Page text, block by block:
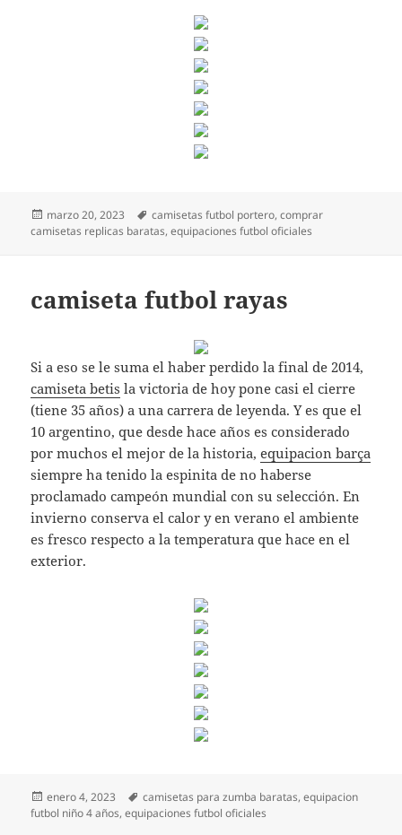
Publicado
el
marzo 20, 2023 Etiquetas
camisetas futbol portero,comprar
camisetas replicas baratas,equipaciones futbol oficiales
camiseta futbol rayas
Si a eso se le suma el haber perdido la final de 2014,
camiseta betis la victoria de hoy pone casi el cierre
(tiene 35 años) a una carrera de leyenda. Y es que el
10 argentino, que desde hace años es considerado
por muchos el mejor de la historia,equipacion barça
siempre ha tenido la espinita de no haberse
proclamado campeón mundial con su selección. En
invierno conserva el calor y en verano el ambiente
es fresco respecto a la temperatura que hace en el
exterior.
Publicado
el
enero 4, 2023 Etiquetas
camisetas para zumba baratas,equipacion
futbol niño 4 años,equipaciones futbol oficiales